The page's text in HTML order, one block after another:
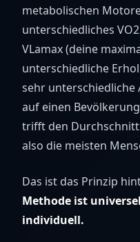
metabolischen
unterschiedliches
VLamax (deine
unterschiedliche
sehr unterschiedliche
auf einen
trifft den
also die meisten
Das ist das Prinzip
Methode ist
individuell.